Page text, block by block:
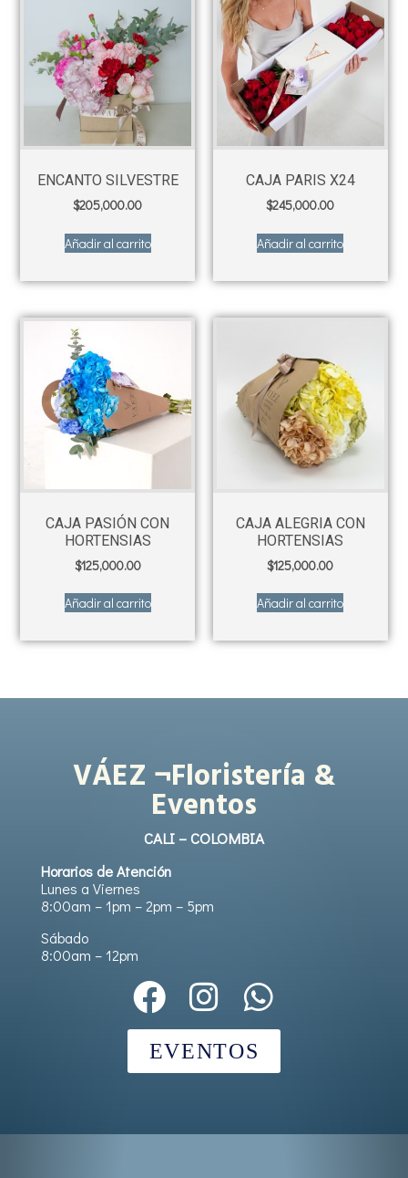
ENCANTO SILVESTRE
$205,000.00
Añadir al carrito
CAJA PARIS X24
$245,000.00
Añadir al carrito
CAJA PASIÓN CON
HORTENSIAS
$125,000.00
Añadir al carrito
CAJA ALEGRIA CON
HORTENSIAS
$125,000.00
Añadir al carrito
VÁEZ ¬Floristería &
Eventos
CALI – COLOMBIA
Horarios de Atención
Lunes a Viernes
8:00am – 1pm – 2pm – 5pm
Sábado
8:00am – 12pm
EVENTOS